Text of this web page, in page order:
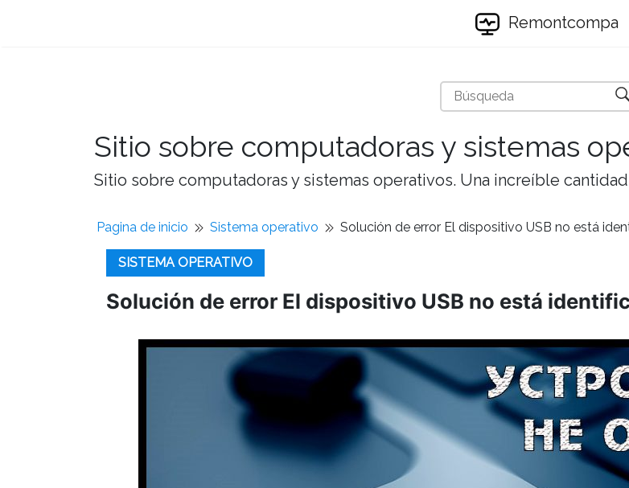
Remontcompa
Sitio sobre computadoras y sistemas
Sitio sobre computadoras y sistemas operativos. Una increíble
Pagina de inicio Sistema operativo Solución de error El dispositivo USB no está
SISTEMA OPERATIVO
Solución de error El dispositivo USB no está